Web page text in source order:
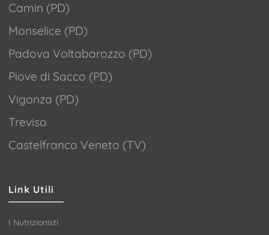
Camin (PD)
Monselice (PD)
Padova Voltabarozzo (PD)
Piove di Sacco (PD)
Vigonza (PD)
Treviso
Castelfranco Veneto (TV)
Link Utili
I Nutrizionisti